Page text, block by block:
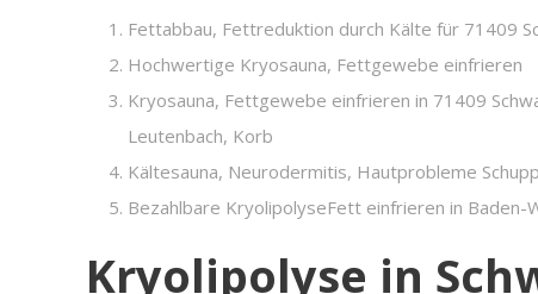
Fettabbau, Fettreduktion durch Kälte für 71409
Hochwertige Kryosauna, Fettgewebe einfrieren
Kryosauna, Fettgewebe einfrieren in 71409
Leutenbach, Korb
Kältesauna, Neurodermitis, Hautprobleme
Bezahlbare KryolipolyseFett einfrieren in Baden-
Kryolipolyse in